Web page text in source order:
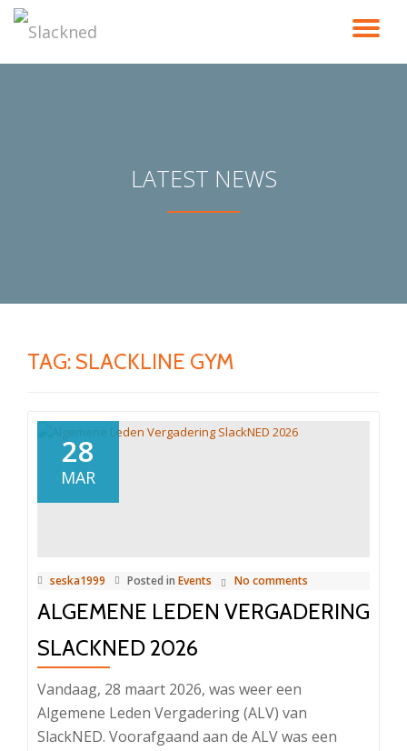
to
LATEST NEWS
TAG: SLACKLINE GYM
28
MAR
seska1999 Posted in Events No comments
ALGEMENE LEDEN VERGADERING
SLACKNED 2026
Vandaag, 28 maart 2026, was weer een
Algemene Leden Vergadering (ALV) van
SlackNED. Voorafgaand aan de ALV was een